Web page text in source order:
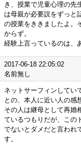
き、授業で児童心理の先
は母親が必要説をずっと
の授業をききましたよ。
からず。
経験上言っているのは、
2017-06-18 22:05:02
名前無し
ネットサーフィンしてい
との、本人に近い人の感
その人は継母として再婚
ているつもりだが、この
でないとダメだと言われ
す。